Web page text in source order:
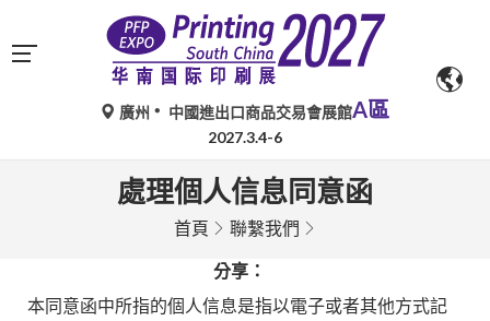
廣州 中國進出口商品交易會展館A區
2027.3.4-6
處理個人信息同意函
首頁 聯繫我們
分享：
本同意函中所指的個人信息是指以電子或者其他方式記